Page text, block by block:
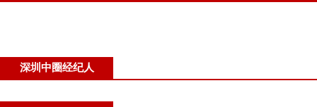
深圳中圈经纪人